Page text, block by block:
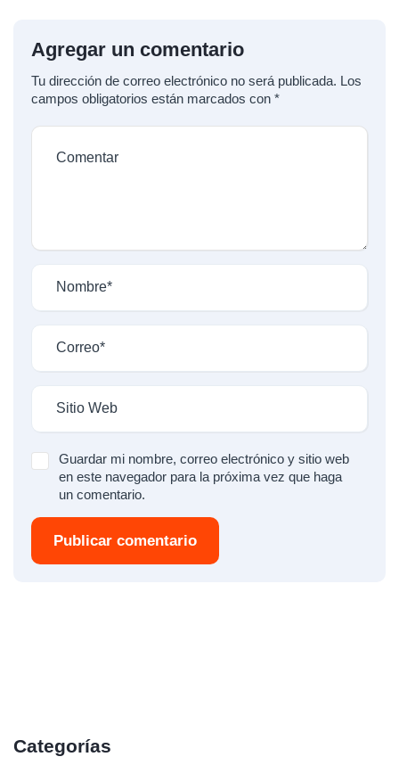
Agregar un comentario
Tu dirección de correo electrónico no será publicada. Los
campos obligatorios están marcados con *
Guardar mi nombre, correo electrónico y sitio web
en este navegador para la próxima vez que haga
un comentario.
Publicar comentario
Categorías